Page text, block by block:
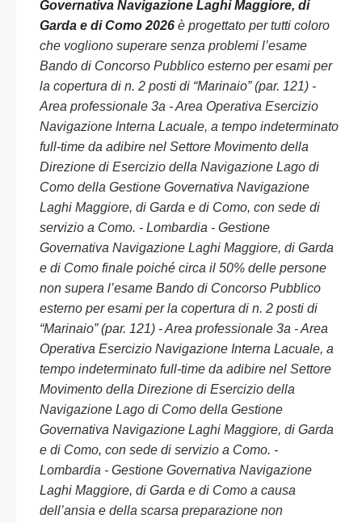
Governativa Navigazione Laghi Maggiore, di
Garda e di Como 2026 è progettato per tutti coloro
che vogliono superare senza problemi l’esame
Bando di Concorso Pubblico esterno per esami per
la copertura di n. 2 posti di “Marinaio” (par. 121) -
Area professionale 3a - Area Operativa Esercizio
Navigazione Interna Lacuale, a tempo indeterminato
full-time da adibire nel Settore Movimento della
Direzione di Esercizio della Navigazione Lago di
Como della Gestione Governativa Navigazione
Laghi Maggiore, di Garda e di Como, con sede di
servizio a Como. - Lombardia - Gestione
Governativa Navigazione Laghi Maggiore, di Garda
e di Como finale poiché circa il 50% delle persone
non supera l’esame Bando di Concorso Pubblico
esterno per esami per la copertura di n. 2 posti di
“Marinaio” (par. 121) - Area professionale 3a - Area
Operativa Esercizio Navigazione Interna Lacuale, a
tempo indeterminato full-time da adibire nel Settore
Movimento della Direzione di Esercizio della
Navigazione Lago di Como della Gestione
Governativa Navigazione Laghi Maggiore, di Garda
e di Como, con sede di servizio a Como. -
Lombardia - Gestione Governativa Navigazione
Laghi Maggiore, di Garda e di Como a causa
dell’ansia e della scarsa preparazione non